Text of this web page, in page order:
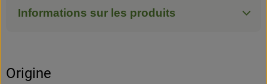
Informations sur les produits
Origine